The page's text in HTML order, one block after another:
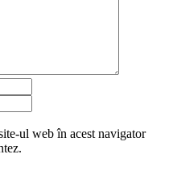
ul web în acest navigator